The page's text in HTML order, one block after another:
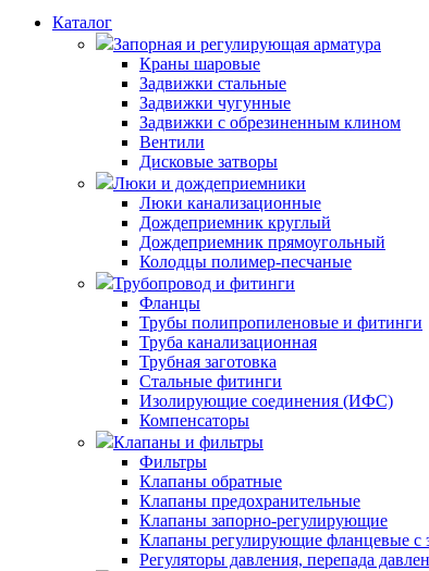
Каталог
Запорная и регулирующая арматура
Краны шаровые
Задвижки стальные
Задвижки чугунные
Задвижки с обрезиненным клином
Вентили
Дисковые затворы
Люки и дождеприемники
Люки канализационные
Дождеприемник круглый
Дождеприемник прямоугольный
Колодцы полимер-песчаные
Трубопровод и фитинги
Фланцы
Трубы полипропиленовые и фитинги
Труба канализационная
Трубная заготовка
Стальные фитинги
Изолирующие соединения (ИФС)
Компенсаторы
Клапаны и фильтры
Фильтры
Клапаны обратные
Клапаны предохранительные
Клапаны запорно-регулирующие
Клапаны регулирующие фланцевые с
Регуляторы давления, перепада